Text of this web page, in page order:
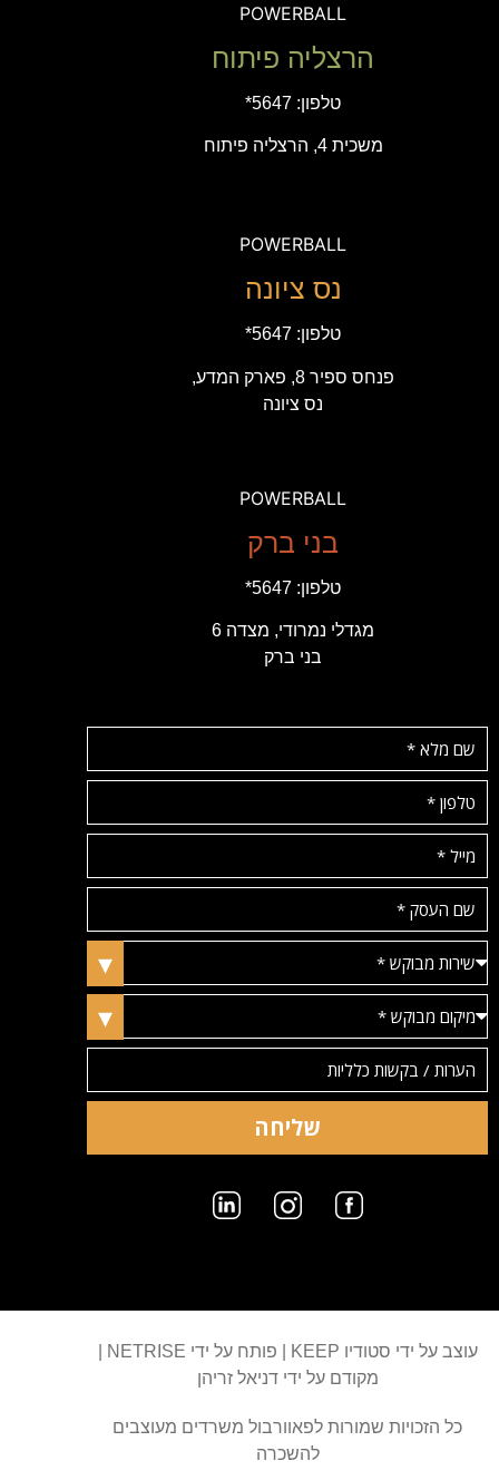
POWERBALL
הרצליה פיתוח
טלפון: 5647*
משכית 4, הרצליה פיתוח
POWERBALL
נס ציונה
טלפון: 5647*
פנחס ספיר 8, פארק המדע,
נס ציונה
POWERBALL
בני ברק
טלפון: 5647*
מגדלי נמרודי, מצדה 6
בני ברק
שליחה
עוצב על ידי סטודיו KEEP פותח על ידי NETRISE
מקודם על ידי דניאל זריהן
כל הזכויות שמורות לפאוורבול משרדים מעוצבים
להשכרה